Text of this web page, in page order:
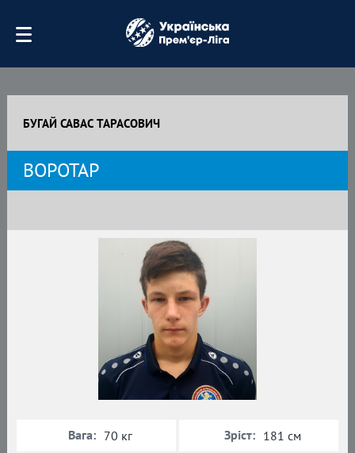
БУГАЙ САВАС ТАРАСОВИЧ
ВОРОТАР
Вага: 70 кг Зріст: 181 см